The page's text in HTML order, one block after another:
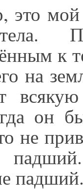
это
к
на
он
не